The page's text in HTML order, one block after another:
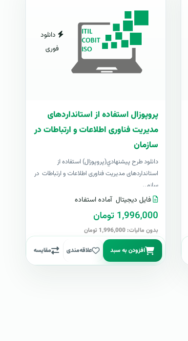
دانلود
فوری
پروپوزال استفاده از استانداردهای
مدیریت فناوری اطلاعات و ارتباطات در
سازمان
دانلود طرح پيشنهادي(پروپوزال) استفاده از
استانداردهای مدیریت فناوری اطلاعات و ارتباطات در
سازم..
فایل دیجیتال آماده استفاده
1,996,000 تومان
بدون مالیات: 1,996,000 تومان
افزودن به سبد علاقه‌مندی مقایسه